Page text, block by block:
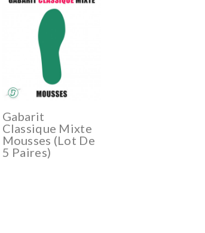
Gabarit
Classique Mixte
Mousses (lot De
5 Paires)